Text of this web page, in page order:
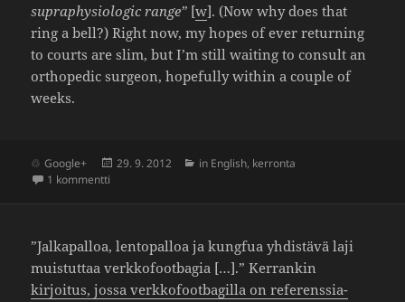
suprap­hy­sio­logic range” [w]. (Now why does that
ring a bell?) Right now, my hopes of ever retur­ning
to courts are slim, but I’m still waiting to consult an
ortho­pedic surgeon, hope­fully within a couple of
weeks.
Google+ Julkaistu
29. 9. 2012 Kategoriat
in English, kerronta
1 kommentti
”Jalka­palloa, lento­palloa ja kungfua yhdis­tävä laji
muis­tuttaa verk­ko­foot­bagia […].” Kerrankin
kirjoitus, jossa verk­ko­foot­ba­gilla on refe­rens­sia­